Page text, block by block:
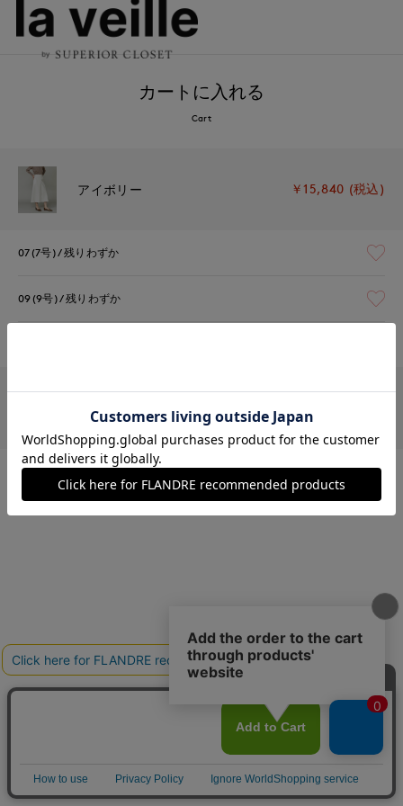
カートに入れる
Cart
アイボリー ￥15,840 (税込)
07(7号) 残りわずか
09(9号) 残りわずか
ブラウン
09(9号) 在庫あり